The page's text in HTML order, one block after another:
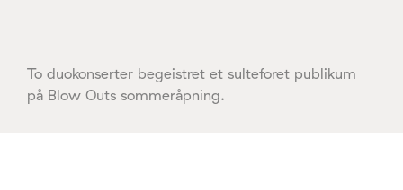
To duokonserter begeistret et sulteforet publikum
på Blow Outs sommeråpning.